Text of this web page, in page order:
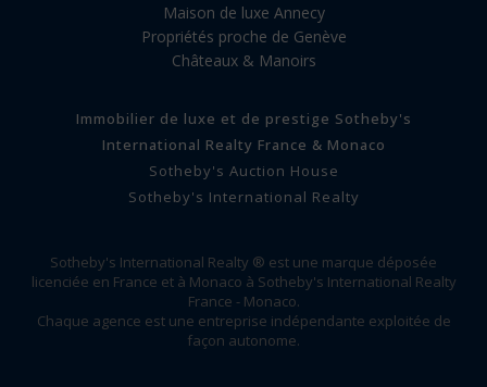
Maison de luxe Annecy
Propriétés proche de Genève
Châteaux & Manoirs
Immobilier de luxe et de prestige Sotheby's
International Realty France & Monaco
Sotheby's Auction House
Sotheby's International Realty
Sotheby's International Realty ® est une marque déposée
licenciée en France et à Monaco à Sotheby's International Realty
France - Monaco.
Chaque agence est une entreprise indépendante exploitée de
façon autonome.